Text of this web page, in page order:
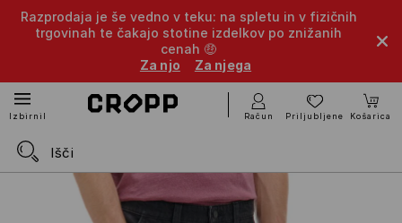
Razprodaja je še vedno v teku: na spletu in v fizičnih
trgovinah te čakajo stotine izdelkov po znižanih
cenah 🤑
Za njo
Za njega
Izbirnik Račun Priljubljene Košarica